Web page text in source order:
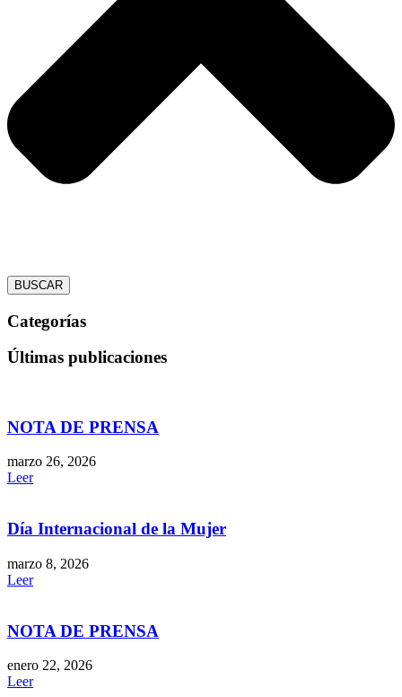
BUSCAR
Categorías
Últimas publicaciones
NOTA DE PRENSA
marzo 26, 2026
Leer
Día Internacional de la Mujer
marzo 8, 2026
Leer
NOTA DE PRENSA
enero 22, 2026
Leer